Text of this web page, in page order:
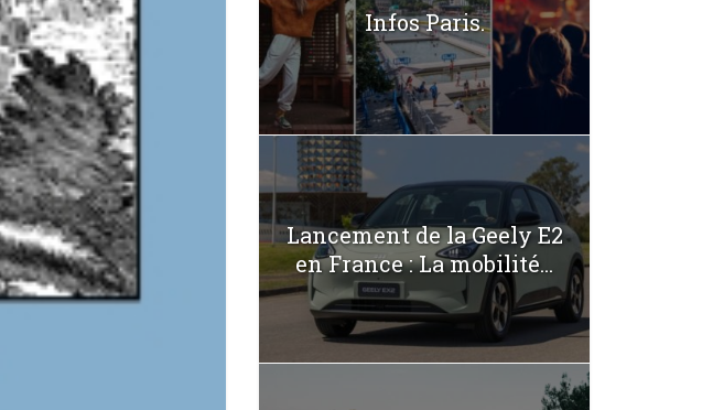
Infos Paris.
Lancement de la Geely E2
en France : La mobilité...